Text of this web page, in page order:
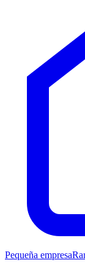
Pequeña empresa